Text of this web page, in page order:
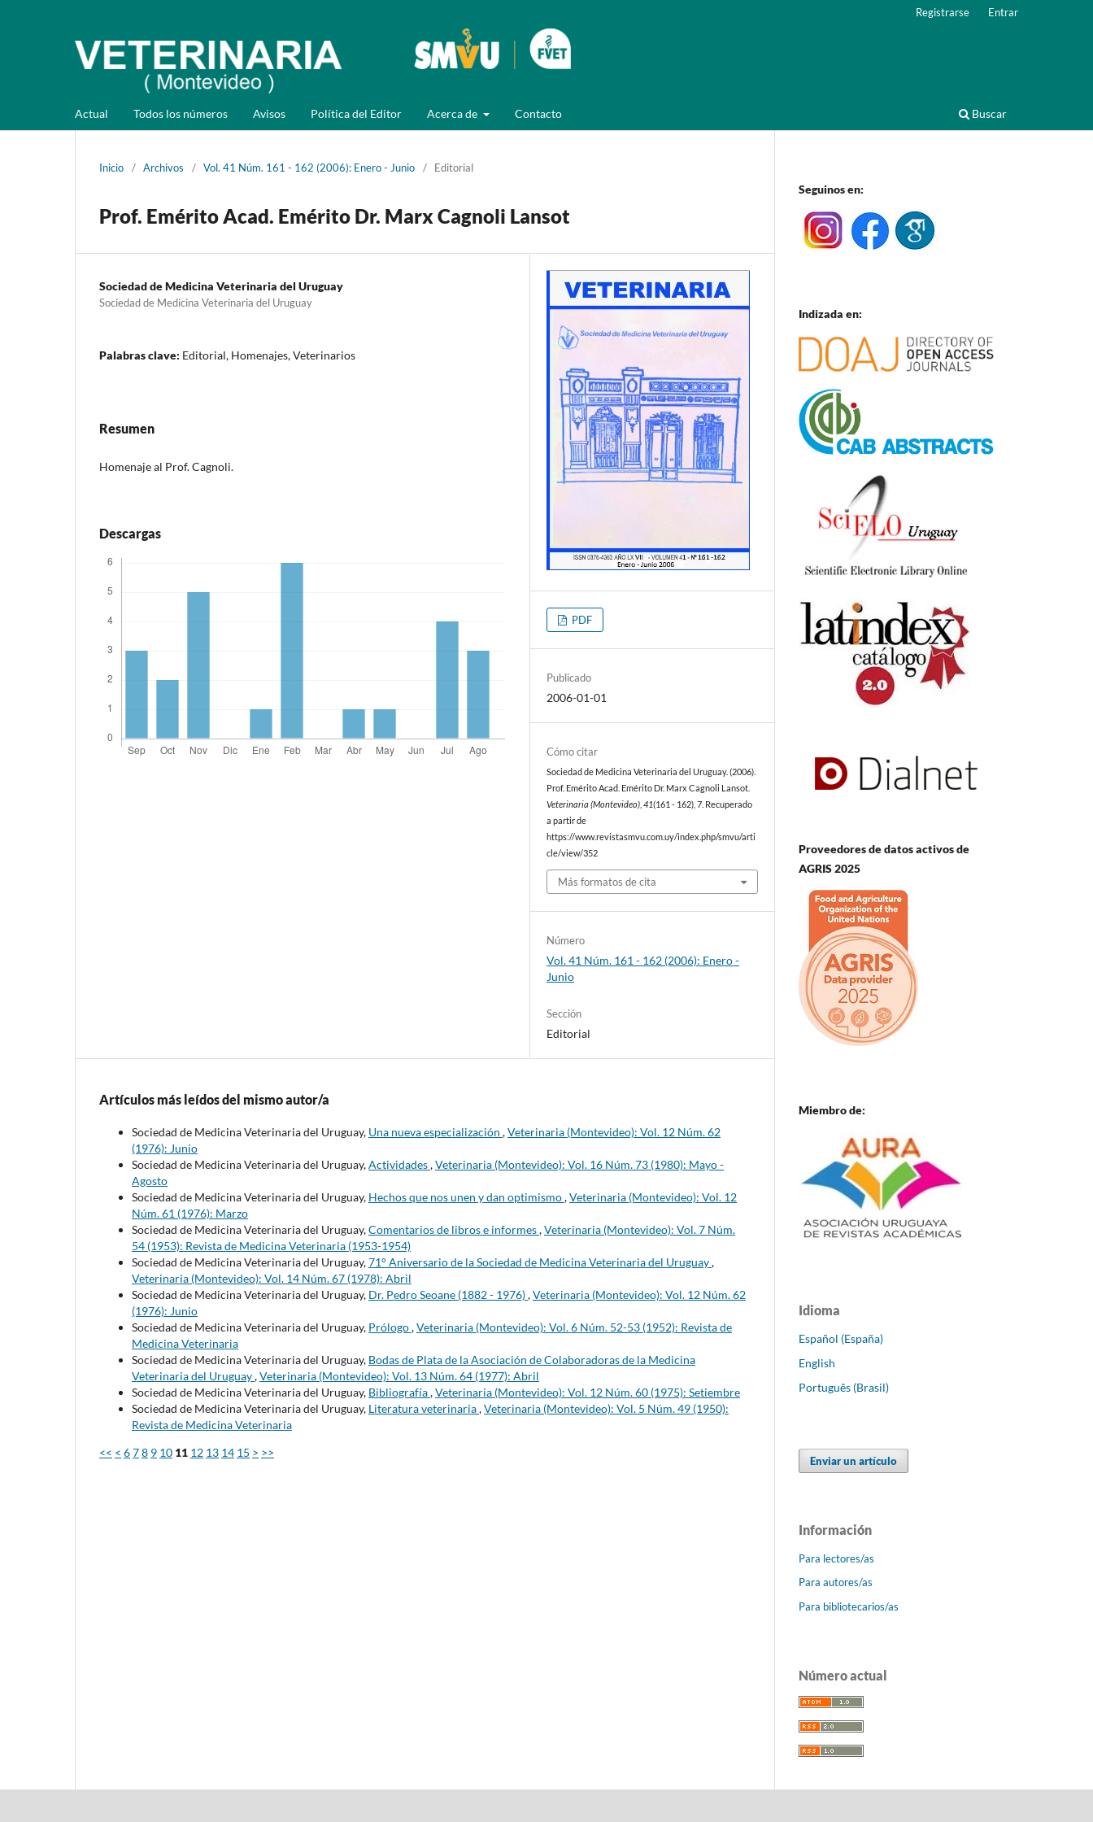
Actual Todos los números Avisos Política del Editor Acerca de Contacto Buscar
Registrarse Entrar
Inicio / Archivos / Vol. 41 Núm. 161 - 162 (2006): Enero - Junio / Editorial
Prof. Emérito Acad. Emérito Dr. Marx Cagnoli Lansot
Sociedad de Medicina Veterinaria del Uruguay
Sociedad de Medicina Veterinaria del Uruguay
Palabras clave: Editorial, Homenajes, Veterinarios
Resumen
Homenaje al Prof. Cagnoli.
Descargas
PDF
Publicado
2006-01-01
Cómo citar
Sociedad de Medicina Veterinaria del Uruguay. (2006).
Prof. Emérito Acad. Emérito Dr. Marx Cagnoli Lansot.
Veterinaria (Montevideo) ,41(161 - 162), 7. Recuperado
a partir de
https://www.revistasmvu.com.uy/index.php/smvu/arti
cle/view/352
Más formatos de cita
Número
Vol. 41 Núm. 161 - 162 (2006): Enero -
Junio
Sección
Editorial
Artículos más leídos del mismo autor/a
Sociedad de Medicina Veterinaria del Uruguay, Una nueva especialización ,Veterinaria (Montevideo): Vol. 12 Núm. 62
(1976): Junio
Sociedad de Medicina Veterinaria del Uruguay,Actividades,Veterinaria (Montevideo): Vol. 16 Núm. 73 (1980): Mayo -
Agosto
Sociedad de Medicina Veterinaria del Uruguay, Hechos que nos unen y dan optimismo,Veterinaria (Montevideo): Vol. 12
Núm. 61 (1976): Marzo
Sociedad de Medicina Veterinaria del Uruguay,Comentarios de libros e informes,Veterinaria (Montevideo): Vol. 7 Núm.
54 (1953): Revista de Medicina Veterinaria (1953-1954)
Sociedad de Medicina Veterinaria del Uruguay,71° Aniversario de la Sociedad de Medicina Veterinaria del Uruguay,
Veterinaria (Montevideo): Vol. 14 Núm. 67 (1978): Abril
Sociedad de Medicina Veterinaria del Uruguay, Dr. Pedro Seoane (1882 - 1976),Veterinaria (Montevideo): Vol. 12 Núm. 62
(1976): Junio
Sociedad de Medicina Veterinaria del Uruguay, Prólogo,Veterinaria (Montevideo): Vol. 6 Núm. 52-53 (1952): Revista de
Medicina Veterinaria
Sociedad de Medicina Veterinaria del Uruguay, Bodas de Plata de la Asociación de Colaboradoras de la Medicina
Veterinaria del Uruguay,Veterinaria (Montevideo): Vol. 13 Núm. 64 (1977): Abril
Sociedad de Medicina Veterinaria del Uruguay, Bibliografía,Veterinaria (Montevideo): Vol. 12 Núm. 60 (1975): Setiembre
Sociedad de Medicina Veterinaria del Uruguay, Literatura veterinaria,Veterinaria (Montevideo): Vol. 5 Núm. 49 (1950):
Revista de Medicina Veterinaria
<< < 678 9 10 11 12 13 14 15 > >>
Seguinos en:
Indizada en:
Proveedores de datos activos de
AGRIS 2025
Miembro de:
Idioma
Español (España)
English
Português (Brasil)
Enviar un artículo
Información
Para lectores/as
Para autores/as
Para bibliotecarios/as
Número actual